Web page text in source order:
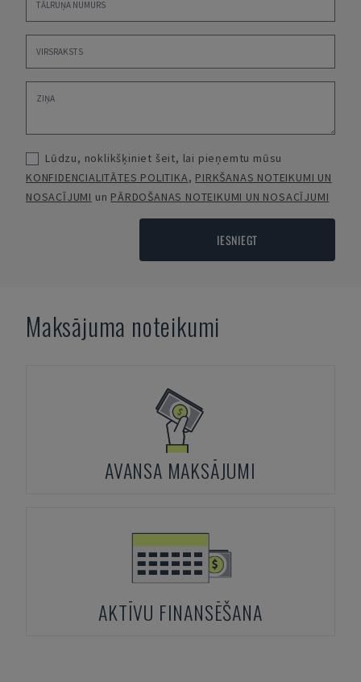
Lūdzu, noklikšķiniet šeit, lai pieņemtu mūsu
KONFIDENCIALITĀTES POLITIKA, PIRKŠANAS NOTEIKUMI UN
NOSACĪJUMI un PĀRDOŠANAS NOTEIKUMI UN NOSACĪJUMI
IESNIEGT
Maksājuma noteikumi
AVANSA MAKSĀJUMI
AKTĪVU FINANSĒŠANA